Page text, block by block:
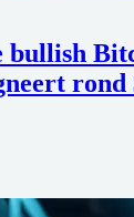
bullish
rond